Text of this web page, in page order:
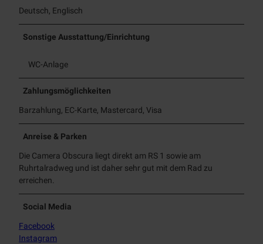
Deutsch, Englisch
Sonstige Ausstattung/Einrichtung
WC-Anlage
Zahlungsmöglichkeiten
Barzahlung, EC-Karte, Mastercard, Visa
Anreise & Parken
Die Camera Obscura liegt direkt am RS 1 sowie am
Ruhrtalradweg und ist daher sehr gut mit dem Rad zu
erreichen.
Social Media
Facebook
Instagram